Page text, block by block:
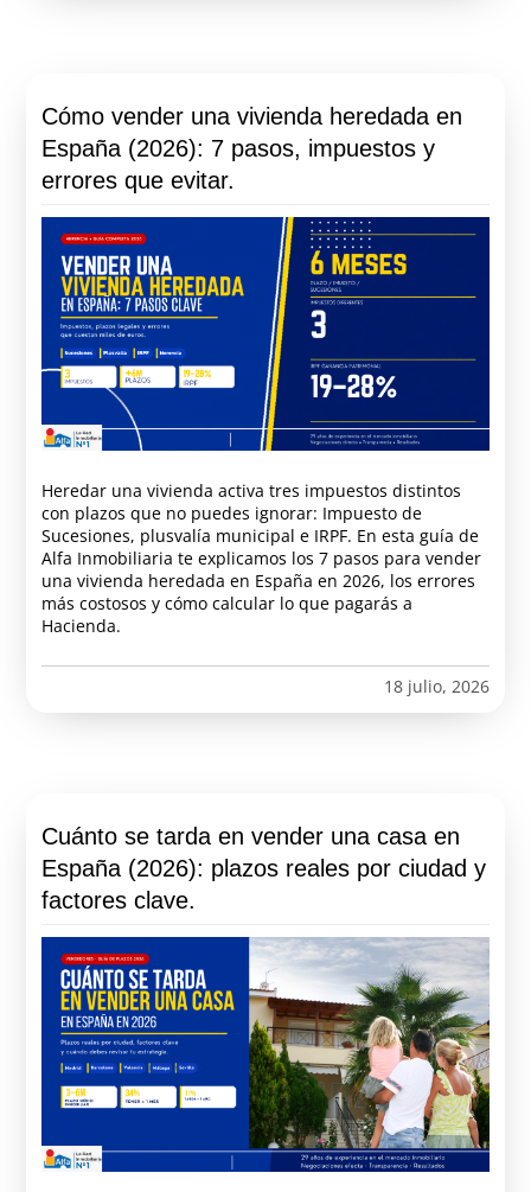
Cómo vender una vivienda heredada en
España (2026): 7 pasos, impuestos y
errores que evitar.
Heredar una vivienda activa tres impuestos distintos
con plazos que no puedes ignorar: Impuesto de
Sucesiones, plusvalía municipal e IRPF. En esta guía de
Alfa Inmobiliaria te explicamos los 7 pasos para vender
una vivienda heredada en España en 2026, los errores
más costosos y cómo calcular lo que pagarás a
Hacienda.
18 julio, 2026
Cuánto se tarda en vender una casa en
España (2026): plazos reales por ciudad y
factores clave.